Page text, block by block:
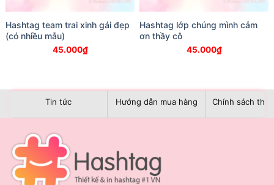
Hashtag team trai xinh gái đẹp
(có nhiều mẫu)
45.000₫
Hashtag lớp chúng mình cảm
ơn thầy cô
45.000₫
Tin tức Hướng dẫn mua hàng Chính sách